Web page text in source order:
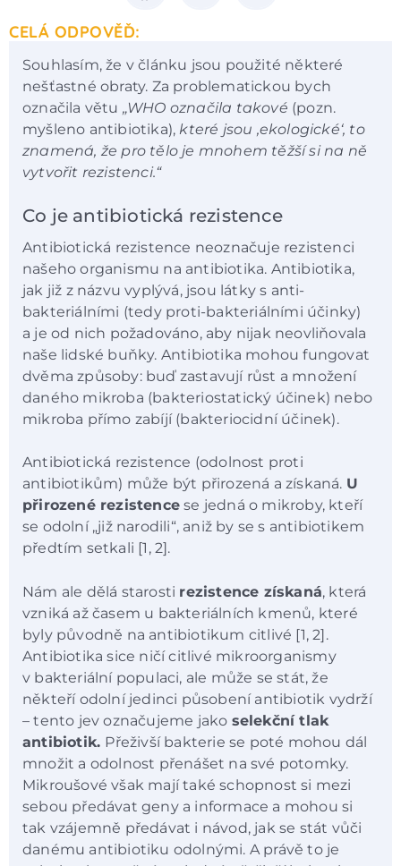
CELÁ ODPOVĚĎ:
Souhlasím, že v článku jsou použité některé
nešťastné obraty. Za problematickou bych
označila větu „WHO označila takové (pozn.
myšleno antibiotika), které jsou ,ekologické‘, to
znamená, že pro tělo je mnohem těžší si na ně
vytvořit rezistenci.“
Co je antibiotická rezistence
Antibiotická rezistence neoznačuje rezistenci
našeho organismu na antibiotika. Antibiotika,
jak již z názvu vyplývá, jsou látky s anti-
bakteriálními (tedy proti-bakteriálními účinky)
a je od nich požadováno, aby nijak neovliňovala
naše lidské buňky. Antibiotika mohou fungovat
dvěma způsoby: buď zastavují růst a množení
daného mikroba (bakteriostatický účinek) nebo
mikroba přímo zabíjí (bakteriocidní účinek).
Antibiotická rezistence (odolnost proti
antibiotikům) může být přirozená a získaná. U
přirozené rezistence se jedná o mikroby, kteří
se odolní „již narodili“, aniž by se s antibiotikem
předtím setkali [1, 2].
Nám ale dělá starosti rezistence získaná, která
vzniká až časem u bakteriálních kmenů, které
byly původně na antibiotikum citlivé [1, 2].
Antibiotika sice ničí citlivé mikroorganismy
v bakteriální populaci, ale může se stát, že
někteří odolní jedinci působení antibiotik vydrží
– tento jev označujeme jako selekční tlak
antibiotik. Přeživší bakterie se poté mohou dál
množit a odolnost přenášet na své potomky.
Mikroušové však mají také schopnost si mezi
sebou předávat geny a informace a mohou si
tak vzájemně předávat i návod, jak se stát vůči
danému antibiotiku odolnými. A právě to je